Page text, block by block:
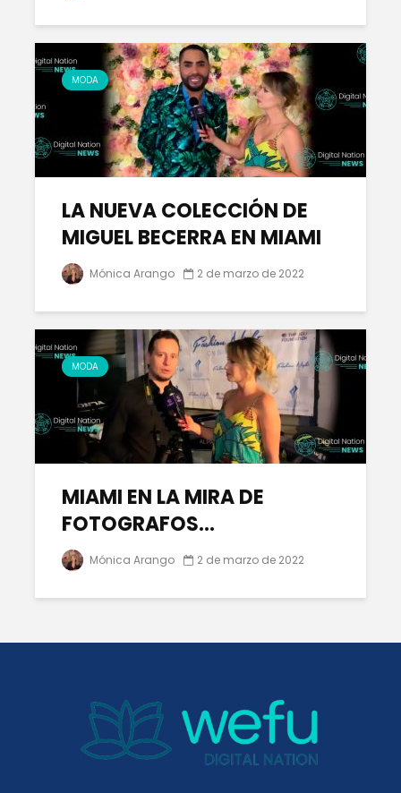
MODA
LA NUEVA COLECCIÓN DE
MIGUEL BECERRA EN MIAMI
Mónica Arango 2 de marzo de 2022
MODA
MIAMI EN LA MIRA DE
FOTOGRAFOS...
Mónica Arango 2 de marzo de 2022